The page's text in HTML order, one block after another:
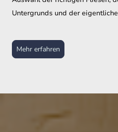
Untergrunds und der
Mehr erfahren